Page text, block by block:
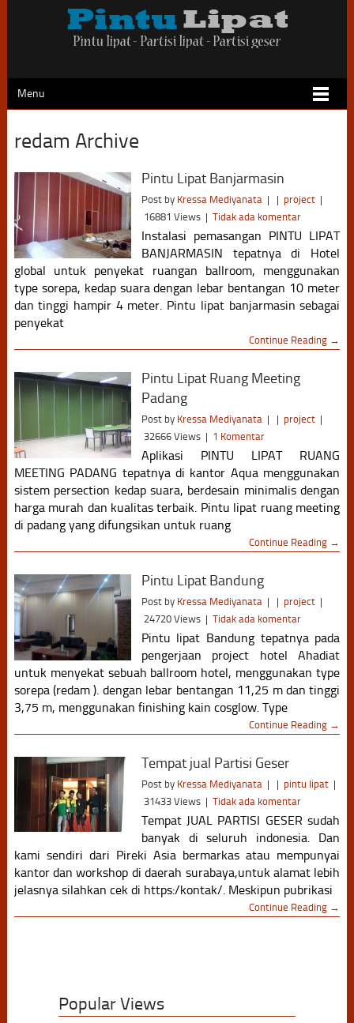
Menu
redam Archive
Pintu Lipat Banjarmasin
Post by Kressa Mediyanata | | project |
16881 Views | Tidak ada komentar
Instalasi pemasangan PINTU LIPAT
BANJARMASIN tepatnya di Hotel
global untuk penyekat ruangan ballroom, menggunakan
type sorepa, kedap suara dengan lebar bentangan 10 meter
dan tinggi hampir 4 meter. Pintu lipat banjarmasin sebagai
penyekat
Continue Reading →
Pintu Lipat Ruang Meeting
Padang
Post by Kressa Mediyanata | | project |
32666 Views | 1 Komentar
Aplikasi PINTU LIPAT RUANG
MEETING PADANG tepatnya di kantor Aqua menggunakan
sistem persection kedap suara, berdesain minimalis dengan
harga murah dan kualitas terbaik. Pintu lipat ruang meeting
di padang yang difungsikan untuk ruang
Continue Reading →
Pintu Lipat Bandung
Post by Kressa Mediyanata | | project |
24720 Views | Tidak ada komentar
Pintu lipat Bandung tepatnya pada
pengerjaan project hotel Ahadiat
untuk menyekat sebuah ballroom hotel, menggunakan type
sorepa (redam ). dengan lebar bentangan 11,25 m dan tinggi
3,75 m, menggunakan finishing kain cosglow. Type
Continue Reading →
Tempat jual Partisi Geser
Post by Kressa Mediyanata | | pintu lipat |
31433 Views | Tidak ada komentar
Tempat JUAL PARTISI GESER sudah
banyak di seluruh indonesia. Dan
kami sendiri dari Pireki Asia bermarkas atau mempunyai
kantor dan workshop di daerah surabaya,untuk alamat lebih
jelasnya silahkan cek di https:/kontak/. Meskipun pubrikasi
Continue Reading →
Popular Views